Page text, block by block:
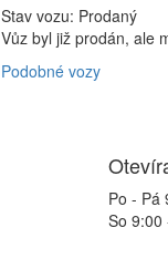
Stav vozu: Prodaný
Vůz byl již prodán, ale
Podobné vozy
Po - Pá
So 9:00